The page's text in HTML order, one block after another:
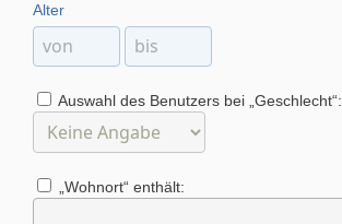
Alter
Auswahl des Benutzers bei „Geschlecht“:
„Wohnort“ enthält: